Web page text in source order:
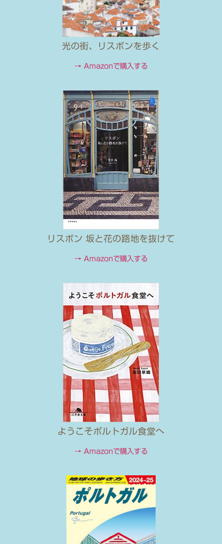
光の街、リスボンを歩く
→ Amazonで購入する
リスボン 坂と花の路地を抜けて
→ Amazonで購入する
ようこそポルトガル食堂へ
→ Amazonで購入する